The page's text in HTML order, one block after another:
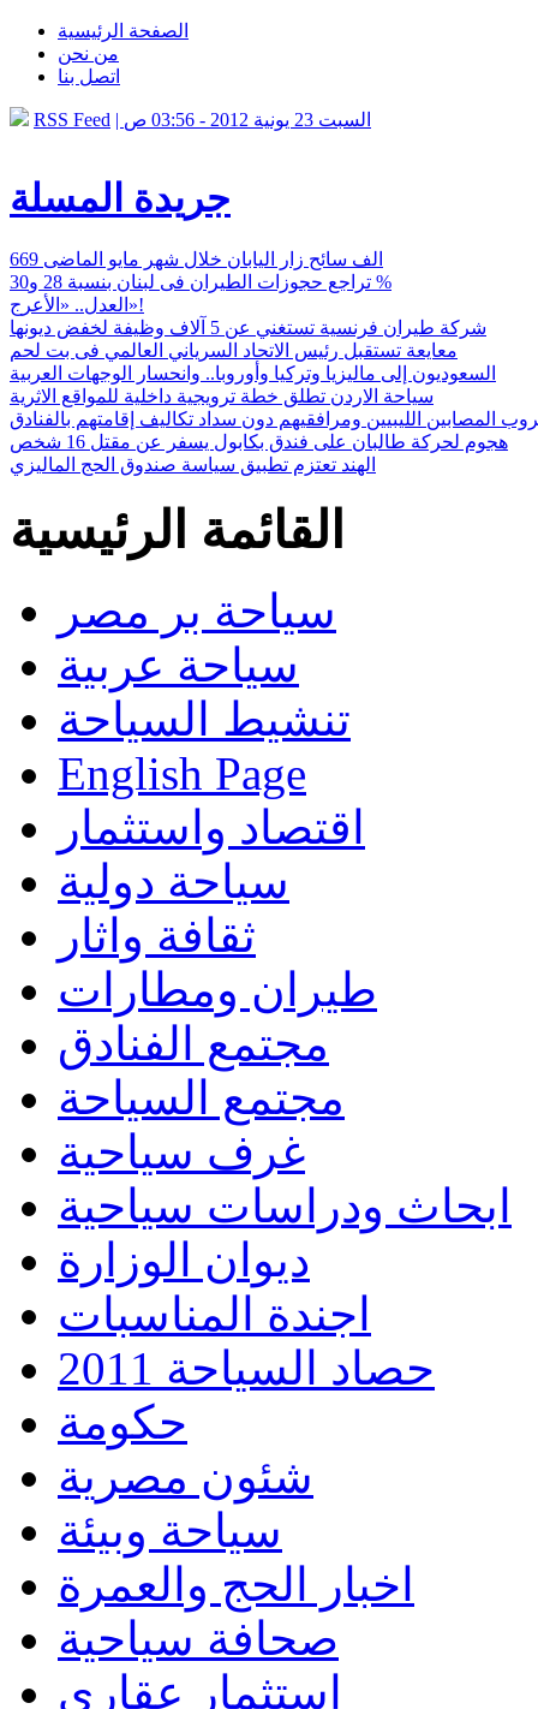
الصفحة الرئيسية
من نحن
اتصل بنا
RSS Feed | السبت 23 يونية 2012 - 03:56 ص
جريدة المسلة
669 الف سائح زار اليابان خلال شهر مايو الماضى
تراجع حجوزات الطيران فى لبنان بنسبة 28 و30 %
العدل.. «الأعرج»!
شركة طيران فرنسية تستغني عن 5 آلاف وظيفة لخفض ديونها
معايعة تستقبل رئيس الاتحاد السرياني العالمي فى بت لحم
السعوديون إلى ماليزيا وتركيا وأوروبا.. وانحسار الوجهات العربية
سياحة الاردن تطلق خطة ترويجية داخلية للمواقع الاثرية
المصابين الليبيين ومرافقيهم دون سداد تكاليف إقامتهم بالفنادق
هجوم لحركة طالبان على فندق بكابول يسفر عن مقتل 16 شخص
الهند تعتزم تطبيق سياسة صندوق الحج الماليزي
القائمة الرئيسية
سياحة بر مصر
سياحة عربية
تنشيط السياحة
English Page
اقتصاد واستثمار
سياحة دولية
ثقافة واثار
طيران ومطارات
مجتمع الفنادق
مجتمع السياحة
غرف سياحية
ابحاث ودراسات سياحية
ديوان الوزارة
اجندة المناسبات
حصاد السياحة 2011
حكومة
شئون مصرية
سياحة وبيئة
اخبار الحج والعمرة
صحافة سياحية
استثمار عقارى